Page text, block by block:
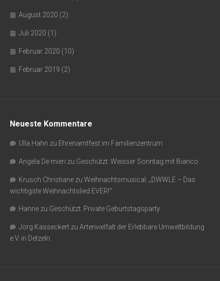
August 2020 (2)
Juli 2020 (1)
Februar 2020 (10)
Februar 2019 (2)
Neueste Kommentare
Ulla Hahn zu Ehrenamtfest im Familienzentrum
Angela De mieri zu Geschützt: Weisser Sonntag mit Bianco
Krusch Christiane zu Weihnachtsmusical: „DWWLE – Das
wichtigste Weihnachtslied EVER!“
Hanne zu Geschützt: Private Geburtstagsparty
Jörg Kasseckert zu Artenvielfalt der Erlebbare Umweltbildung
e.V. in Detzeln.